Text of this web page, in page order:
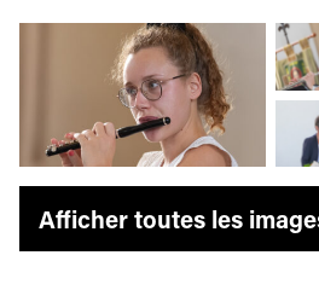
Afficher l'image en grand
Afficher toutes les